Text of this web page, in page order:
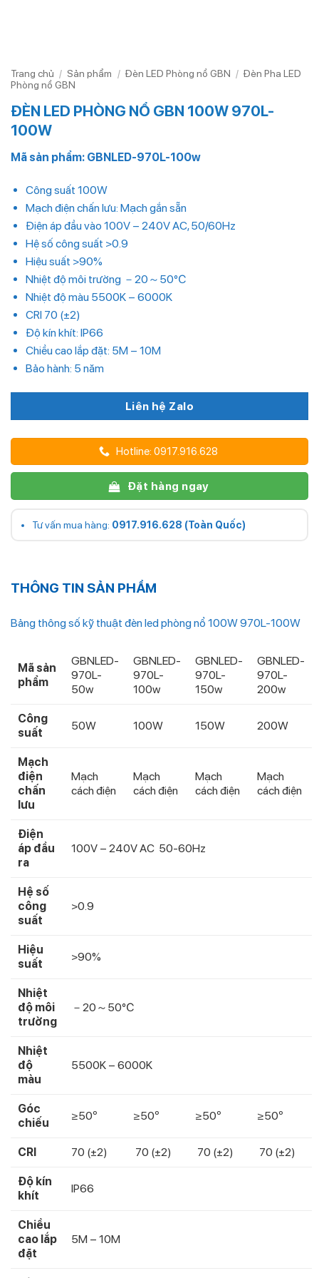
Trang chủ / Sản phẩm / Đèn LED Phòng nổ GBN / Đèn Pha LED
Phòng nổ GBN
ĐÈN LED PHÒNG NỔ GBN 100W 970L-
100W
Mã sản phẩm: GBNLED-970L-100w
Công suất 100W
Mạch điện chấn lưu: Mạch gắn sẵn
Điện áp đầu vào 100V – 240V AC, 50/60Hz
Hệ số công suất >0.9
Hiệu suất >90%
Nhiệt độ môi trường －20～50℃
Nhiệt độ màu 5500K – 6000K
CRI 70 (±2)
Độ kín khít: IP66
Chiều cao lắp đặt: 5M – 10M
Bảo hành: 5 năm
Liên hệ Zalo
Hotline: 0917.916.628
Đặt hàng ngay
Tư vấn mua hàng: 0917.916.628 (Toàn Quốc)
THÔNG TIN SẢN PHẨM
Bảng thông số kỹ thuật đèn led phòng nổ 100W 970L-100W
Mã sản
phẩm
GBNLED-
970L-
50w
GBNLED-
970L-
100w
GBNLED-
970L-
150w
GBNLED-
970L-
200w
Công
suất
50W 100W 150W 200W
Mạch
điện
chấn
lưu
Mạch
cách điện
Mạch
cách điện
Mạch
cách điện
Mạch
cách điện
Điện
áp đầu
ra
100V – 240V AC 50-60Hz
Hệ số
công
suất
>0.9
Hiệu
suất
>90%
Nhiệt
độ môi
trường
－20～50℃
Nhiệt
độ
màu
5500K – 6000K
Góc
chiếu
≥50º ≥50º ≥50º ≥50º
CRI 70 (±2) 70 (±2) 70 (±2) 70 (±2)
Độ kín
khít
IP66
Chiều
cao lắp
đặt
5M – 10M